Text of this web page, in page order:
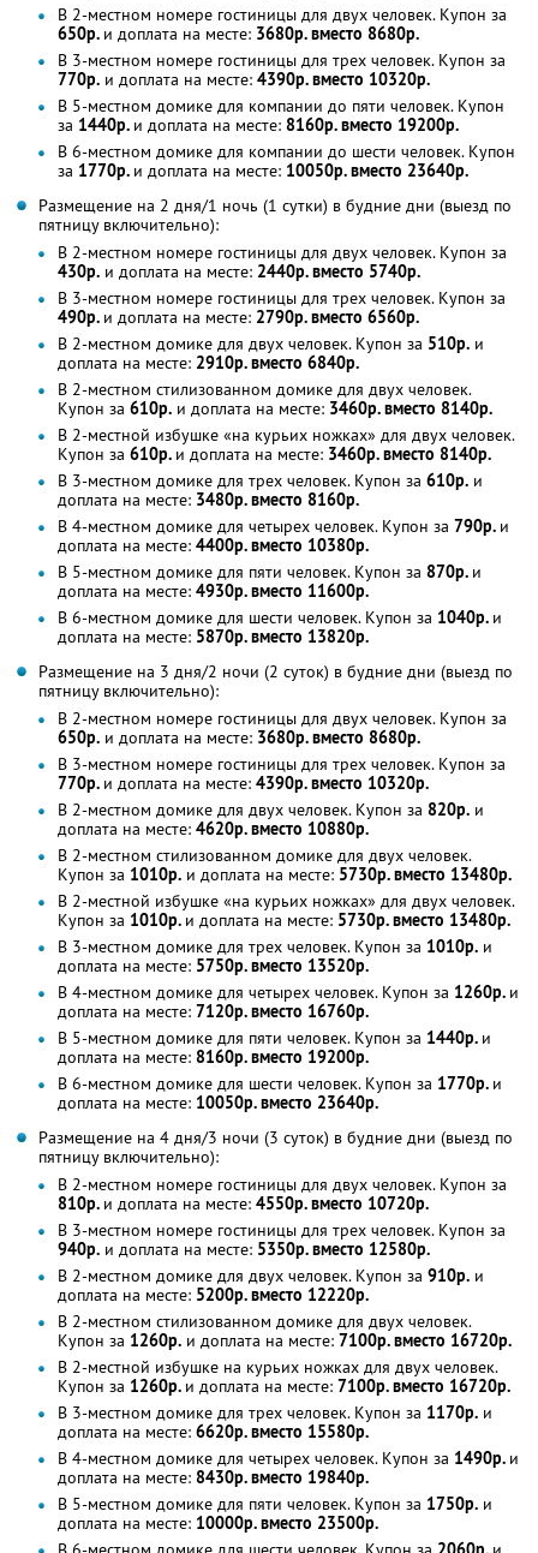
В 2-местном номере гостиницы для двух человек. Купон за
650р. и доплата на месте: 3680р. вместо 8680р.
В 3-местном номере гостиницы для трех человек. Купон за
770р. и доплата на месте: 4390р. вместо 10320р.
В 5-местном домике для компании до пяти человек. Купон
за 1440р. и доплата на месте: 8160р. вместо 19200р.
В 6-местном домике для компании до шести человек. Купон
за 1770р. и доплата на месте: 10050р. вместо 23640р.
Размещение на 2 дня/1 ночь (1 сутки) в будние дни (выезд по
пятницу включительно):
В 2-местном номере гостиницы для двух человек. Купон за
430р. и доплата на месте: 2440р. вместо 5740р.
В 3-местном номере гостиницы для трех человек. Купон за
490р. и доплата на месте: 2790р. вместо 6560р.
В 2-местном домике для двух человек. Купон за 510р. и
доплата на месте: 2910р. вместо 6840р.
В 2-местном стилизованном домике для двух человек.
Купон за 610р. и доплата на месте: 3460р. вместо 8140р.
В 2-местной избушке «на курьих ножках» для двух человек.
Купон за 610р. и доплата на месте: 3460р. вместо 8140р.
В 3-местном домике для трех человек. Купон за 610р. и
доплата на месте: 3480р. вместо 8160р.
В 4-местном домике для четырех человек. Купон за 790р. и
доплата на месте: 4400р. вместо 10380р.
В 5-местном домике для пяти человек. Купон за 870р. и
доплата на месте: 4930р. вместо 11600р.
В 6-местном домике для шести человек. Купон за 1040р. и
доплата на месте: 5870р. вместо 13820р.
Размещение на 3 дня/2 ночи (2 суток) в будние дни (выезд по
пятницу включительно):
В 2-местном номере гостиницы для двух человек. Купон за
650р. и доплата на месте: 3680р. вместо 8680р.
В 3-местном номере гостиницы для трех человек. Купон за
770р. и доплата на месте: 4390р. вместо 10320р.
В 2-местном домике для двух человек. Купон за 820р. и
доплата на месте: 4620р. вместо 10880р.
В 2-местном стилизованном домике для двух человек.
Купон за 1010р. и доплата на месте: 5730р. вместо 13480р.
В 2-местной избушке «на курьих ножках» для двух человек.
Купон за 1010р. и доплата на месте: 5730р. вместо 13480р.
В 3-местном домике для трех человек. Купон за 1010р. и
доплата на месте: 5750р. вместо 13520р.
В 4-местном домике для четырех человек. Купон за 1260р. и
доплата на месте: 7120р. вместо 16760р.
В 5-местном домике для пяти человек. Купон за 1440р. и
доплата на месте: 8160р. вместо 19200р.
В 6-местном домике для шести человек. Купон за 1770р. и
доплата на месте: 10050р. вместо 23640р.
Размещение на 4 дня/3 ночи (3 суток) в будние дни (выезд по
пятницу включительно):
В 2-местном номере гостиницы для двух человек. Купон за
810р. и доплата на месте: 4550р. вместо 10720р.
В 3-местном номере гостиницы для трех человек. Купон за
940р. и доплата на месте: 5350р. вместо 12580р.
В 2-местном домике для двух человек. Купон за 910р. и
доплата на месте: 5200р. вместо 12220р.
В 2-местном стилизованном домике для двух человек.
Купон за 1260р. и доплата на месте: 7100р. вместо 16720р.
В 2-местной избушке на курьих ножках для двух человек.
Купон за 1260р. и доплата на месте: 7100р. вместо 16720р.
В 3-местном домике для трех человек. Купон за 1170р. и
доплата на месте: 6620р. вместо 15580р.
В 4-местном домике для четырех человек. Купон за 1490р. и
доплата на месте: 8430р. вместо 19840р.
В 5-местном домике для пяти человек. Купон за 1750р. и
доплата на месте: 10000р. вместо 23500р.